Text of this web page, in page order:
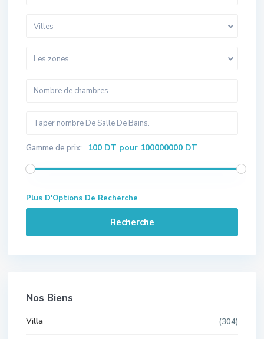
Villes
Les zones
Gamme de prix: 100 DT pour 100000000 DT
Plus D'Options De Recherche
Recherche
Nos Biens
Villa (304)